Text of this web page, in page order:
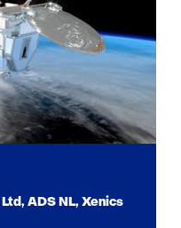
ADS NL, Xenics